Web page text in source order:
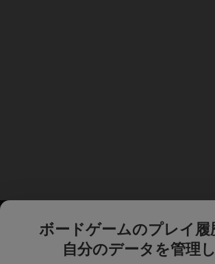
ボードゲームのプレイ履
自分のデータを管理